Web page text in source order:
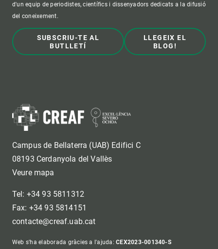
d'un equip de periodistes, científics i dissenyadors dedicats a la difusió
del coneixement.
SUBSCRIU-TE AL
BUTLLETÍ
LLEGEIX EL
BLOG!
Campus de Bellaterra (UAB) Edifici C
08193 Cerdanyola del Vallès
Veure mapa
Tel: +34 93 5811312
Fax: +34 93 5814151
contacte@creaf.uab.cat
Web s'ha elaborada gràcies a l'ajuda:CEX2023-001340-S